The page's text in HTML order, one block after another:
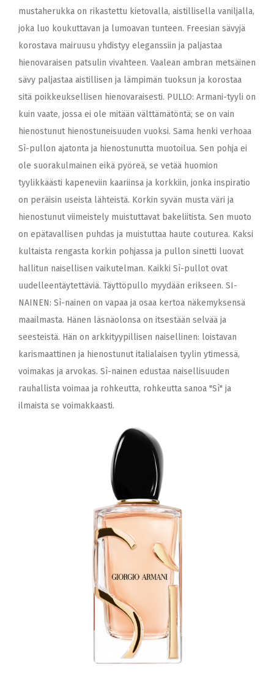
mustaherukka on rikastettu kietovalla, aistillisella vaniljalla,
joka luo koukuttavan ja lumoavan tunteen. Freesian sävyjä
korostava mairuusu yhdistyy eleganssiin ja paljastaa
hienovaraisen patsulin vivahteen. Vaalean ambran metsäinen
sävy paljastaa aistillisen ja lämpimän tuoksun ja korostaa
sitä poikkeuksellisen hienovaraisesti. PULLO: Armani-tyyli on
kuin vaate, jossa ei ole mitään välttämätöntä; se on vain
hienostunut hienostuneisuuden vuoksi. Sama henki verhoaa
Sì-pullon ajatonta ja hienostunutta muotoilua. Sen pohja ei
ole suorakulmainen eikä pyöreä, se vetää huomion
tyylikkäästi kapeneviin kaariinsa ja korkkiin, jonka inspiratio
on peräisin useista lähteistä. Korkin syvän musta väri ja
hienostunut viimeistely muistuttavat bakeliitista. Sen muoto
on epätavallisen puhdas ja muistuttaa haute couturea. Kaksi
kultaista rengasta korkin pohjassa ja pullon sinetti luovat
hallitun naisellisen vaikutelman. Kaikki Sì-pullot ovat
uudelleentäytettäviä. Täyttöpullo myydään erikseen. SI-
NAINEN: Sì-nainen on vapaa ja osaa kertoa näkemyksensä
maailmasta. Hänen läsnäolonsa on itsestään selvää ja
seesteistä. Hän on arkkityypillisen naisellinen: loistavan
karismaattinen ja hienostunut italialaisen tyylin ytimessä,
voimakas ja arvokas. Sì-nainen edustaa naisellisuuden
rauhallista voimaa ja rohkeutta, rohkeutta sanoa "Sì" ja
ilmaista se voimakkaasti.